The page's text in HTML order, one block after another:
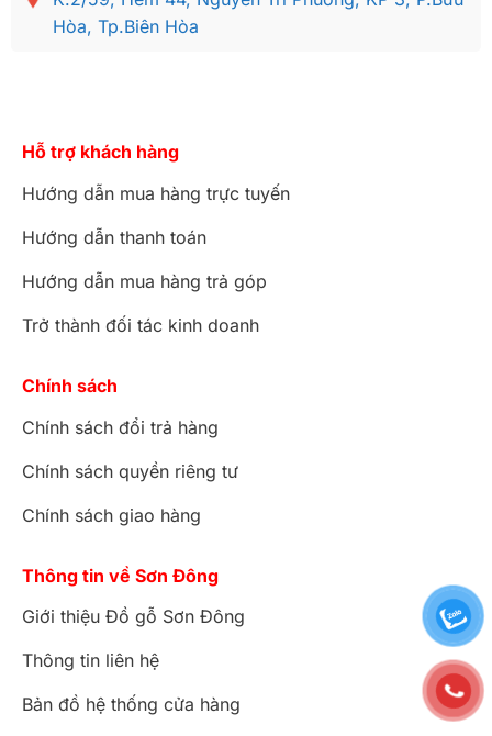
Hòa, Tp.Biên Hòa
Hỗ trợ khách hàng
Hướng dẫn mua hàng trực tuyến
Hướng dẫn thanh toán
Hướng dẫn mua hàng trả góp
Trở thành đối tác kinh doanh
Chính sách
Chính sách đổi trả hàng
Chính sách quyền riêng tư
Chính sách giao hàng
Thông tin về Sơn Đông
Giới thiệu Đồ gỗ Sơn Đông
Thông tin liên hệ
Bản đồ hệ thống cửa hàng